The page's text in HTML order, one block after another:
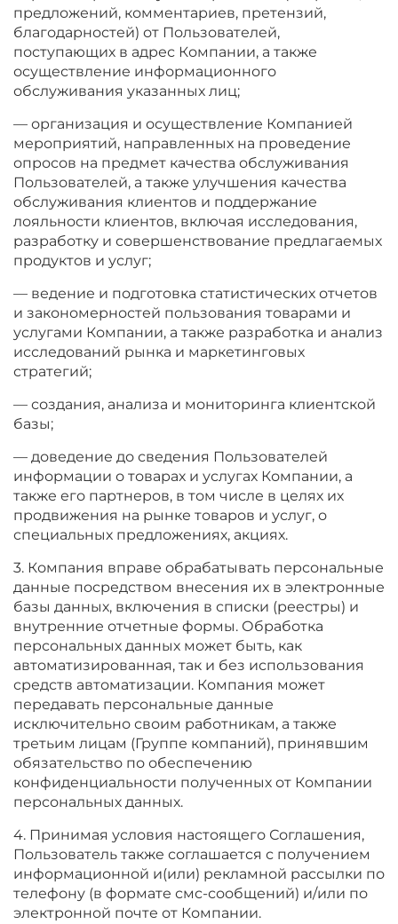
предложений, комментариев, претензий,
благодарностей) от Пользователей,
поступающих в адрес Компании, а также
осуществление информационного
обслуживания указанных лиц;
— организация и осуществление Компанией
мероприятий, направленных на проведение
опросов на предмет качества обслуживания
Пользователей, а также улучшения качества
обслуживания клиентов и поддержание
лояльности клиентов, включая исследования,
разработку и совершенствование предлагаемых
продуктов и услуг;
— ведение и подготовка статистических отчетов
и закономерностей пользования товарами и
услугами Компании, а также разработка и анализ
исследований рынка и маркетинговых
стратегий;
— создания, анализа и мониторинга клиентской
базы;
— доведение до сведения Пользователей
информации о товарах и услугах Компании, а
также его партнеров, в том числе в целях их
продвижения на рынке товаров и услуг, о
специальных предложениях, акциях.
3. Компания вправе обрабатывать персональные
данные посредством внесения их в электронные
базы данных, включения в списки (реестры) и
внутренние отчетные формы. Обработка
персональных данных может быть, как
автоматизированная, так и без использования
средств автоматизации. Компания может
передавать персональные данные
исключительно своим работникам, а также
третьим лицам (Группе компаний), принявшим
обязательство по обеспечению
конфиденциальности полученных от Компании
персональных данных.
4. Принимая условия настоящего Соглашения,
Пользователь также соглашается с получением
информационной и(или) рекламной рассылки по
телефону (в формате смс-сообщений) и/или по
электронной почте от Компании.